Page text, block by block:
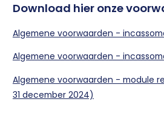
Download hier onze
Algemene voorwaarden -
Algemene voorwaarden -
Algemene voorwaarden - module
31 december 2024)